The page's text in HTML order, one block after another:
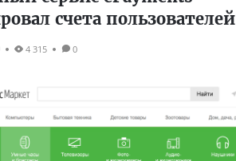
счета пользователей
4 315 0